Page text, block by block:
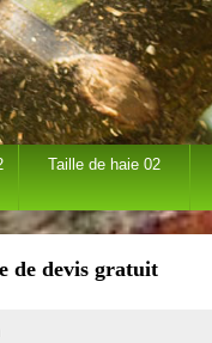
Taille de haie 02
de devis gratuit